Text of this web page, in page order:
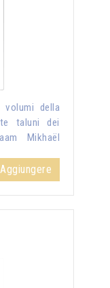
della
taluni dei
Mikhaël
Aggiungere